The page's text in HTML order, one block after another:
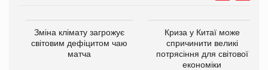
Зміна клімату загрожує
світовим дефіцитом чаю
матча
Криза у Китаї може
спричинити великі
потрясіння для світової
економіки